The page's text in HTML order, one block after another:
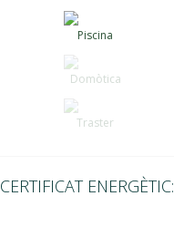
Piscina
Domòtica
Traster
CERTIFICAT ENERGÈTIC: